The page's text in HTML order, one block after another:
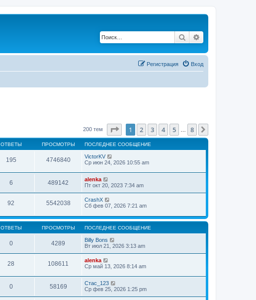
Поиск
Вход
Регистрация
200 тем Страница1 из
1 2 3 4 5 8
ОТВЕТЫ ПРОСМОТРЫ ПОСЛЕДНЕЕ СООБЩЕНИЕ
195 4746840
VictorKV
Ср июн 24, 2026 10:55 am
6 489142
alenka
Пт окт 20, 2023 7:34 am
92 5542038
CrashX
Сб фев 07, 2026 7:21 am
ОТВЕТЫ ПРОСМОТРЫ ПОСЛЕДНЕЕ СООБЩЕНИЕ
0 4289
Billy Bons
Вт июл 21, 2026 3:13 am
28 108611
alenka
Ср май 13, 2026 8:14 am
0 58169
Стас_123
Ср фев 25, 2026 1:25 pm